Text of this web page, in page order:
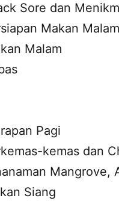
Sore dan
Makan Malam
Malam
Pagi
kemas dan
Mangrove,
Siang